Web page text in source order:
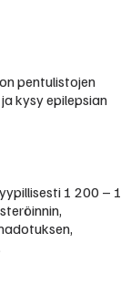
pentulistojen
kysy epilepsian
1 200 – 1